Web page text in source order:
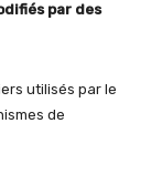
par des
utilisés par le
de